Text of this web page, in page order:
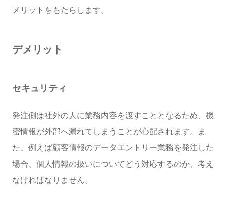
メリットをもたらします。
デメリット
セキュリティ
発注側は社外の人に業務内容を渡すこととなるため、機
密情報が外部へ漏れてしまうことが心配されます。ま
た、例えば顧客情報のデータエントリー業務を発注した
場合、個人情報の扱いについてどう対応するのか、考え
なければなりません。